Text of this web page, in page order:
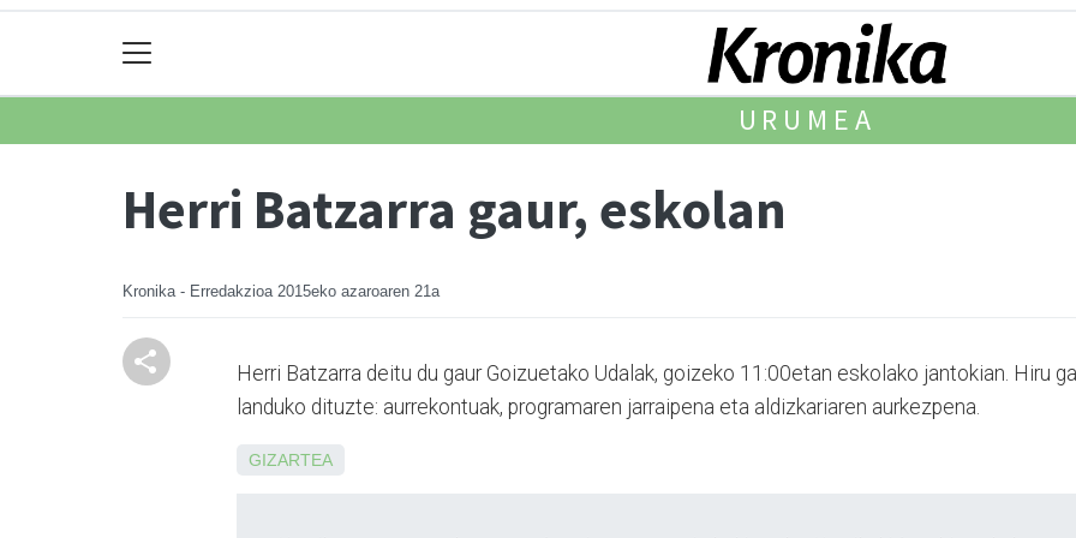
URUMEA
Herri Batzarra gaur, eskolan
Kronika - Erredakzioa 2015eko azaroaren 21a
Herri Batzarra deitu du gaur Goizuetako Udalak, goizeko 11:00etan eskolako jantokian. Hiru
landuko dituzte: aurrekontuak, programaren jarraipena eta aldizkariaren aurkezpena.
GIZARTEA